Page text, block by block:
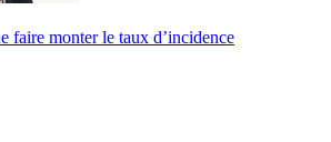
faire monter le taux d’incidence